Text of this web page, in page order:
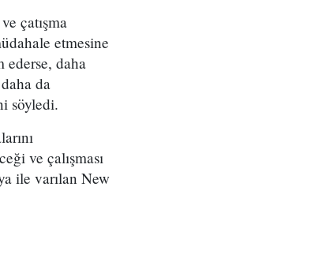
çatışma
etmesine
daha
da
söyledi.
ve çalışması
ile varılan New